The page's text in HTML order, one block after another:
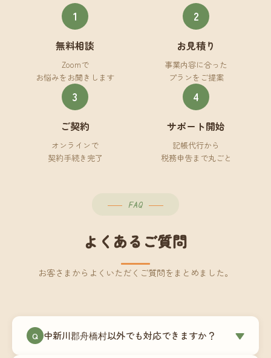
1
無料相談
Zoomで
お悩みをお聞きします
2
お見積り
事業内容に合った
プランをご提案
3
ご契約
オンラインで
契約手続き完了
4
サポート開始
記帳代行から
税務申告まで丸ごと
FAQ
よくあるご質問
お客さまからよくいただくご質問をまとめました。
Q 中新川郡舟橋村以外でも対応できますか？ ▼